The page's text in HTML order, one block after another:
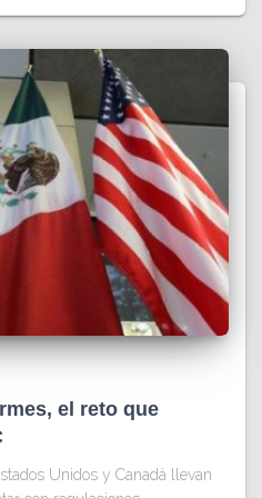
el reto que
Unidos y Canadá llevan